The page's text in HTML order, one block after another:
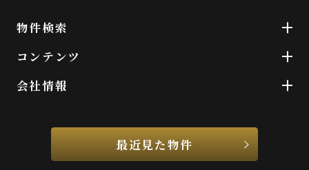
物件検索
コンテンツ
会社情報
最近見た物件